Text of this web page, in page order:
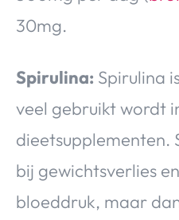
30mg.
Spirulina: Spirulina
veel gebruikt wordt
dieetsupplementen.
bij gewichtsverlies
bloeddruk, maar